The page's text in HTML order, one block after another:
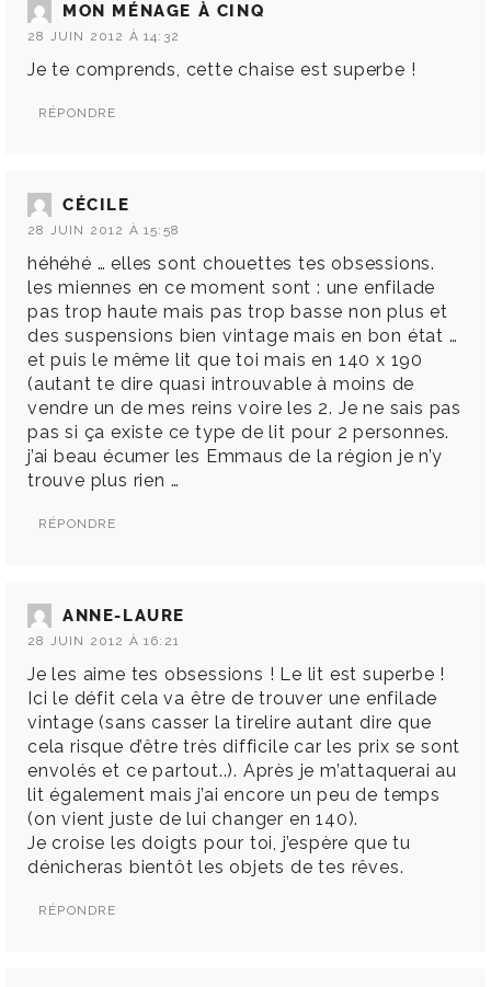
MON MÉNAGE À CINQ
28 JUIN 2012 À 14:32
Je te comprends, cette chaise est superbe !
RÉPONDRE
CÉCILE
28 JUIN 2012 À 15:58
héhéhé … elles sont chouettes tes obsessions.
les miennes en ce moment sont : une enfilade
pas trop haute mais pas trop basse non plus et
des suspensions bien vintage mais en bon état …
et puis le même lit que toi mais en 140 x 190
(autant te dire quasi introuvable à moins de
vendre un de mes reins voire les 2. Je ne sais pas
pas si ça existe ce type de lit pour 2 personnes.
j’ai beau écumer les Emmaus de la région je n’y
trouve plus rien …
RÉPONDRE
ANNE-LAURE
28 JUIN 2012 À 16:21
Je les aime tes obsessions ! Le lit est superbe !
Ici le défit cela va être de trouver une enfilade
vintage (sans casser la tirelire autant dire que
cela risque d’être très difficile car les prix se sont
envolés et ce partout..). Après je m’attaquerai au
lit également mais j’ai encore un peu de temps
(on vient juste de lui changer en 140).
Je croise les doigts pour toi, j’espère que tu
dénicheras bientôt les objets de tes rêves.
RÉPONDRE